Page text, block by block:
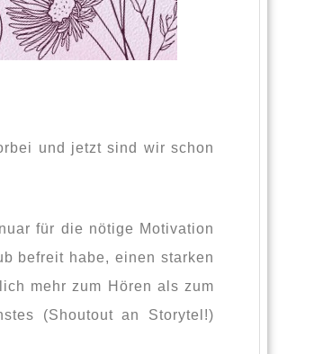
und jetzt sind wir schon
für die nötige Motivation
befreit habe, einen starken
mehr zum Hören als zum
(Shoutout an Storytel!)